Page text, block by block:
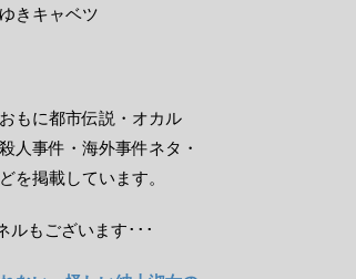
きキャベツ
もに都市伝説・オカル
人事件・海外事件ネタ・
を掲載しています。
ルもございます･･･